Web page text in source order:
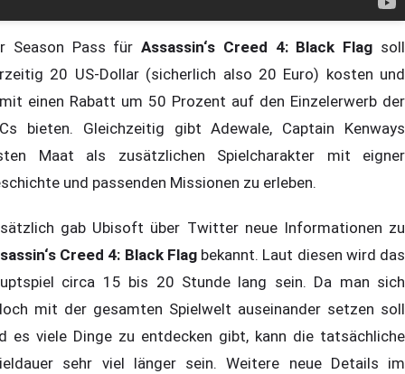
Season Pass fürAssassin‘s Creed 4: Black Flag soll
20 US-Dollar (sicherlich also 20 Euro) kosten und
einen Rabatt um 50 Prozent auf den Einzelerwerb der
bieten. Gleichzeitig gibt Adewale, Captain Kenways
Maat als zusätzlichen Spielcharakter mit eigner
und passenden Missionen zu erleben.
gab Ubisoft über Twitter neue Informationen zu
Creed 4: Black Flagbekannt. Laut diesen wird das
circa 15 bis 20 Stunde lang sein. Da man sich
mit der gesamten Spielwelt auseinander setzen soll
es viele Dinge zu entdecken gibt, kann die tatsächliche
sehr viel länger sein. Weitere neue Details im